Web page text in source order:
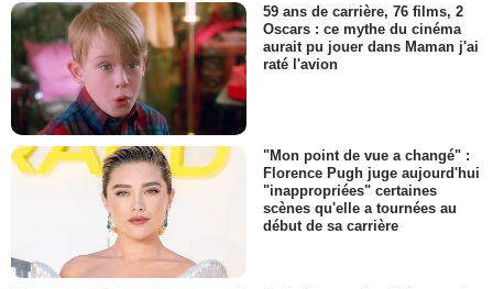
59 ans de carrière, 76 films, 2
Oscars : ce mythe du cinéma
aurait pu jouer dans Maman j'ai
raté l'avion
"Mon point de vue a changé" :
Florence Pugh juge aujourd'hui
"inappropriées" certaines
scènes qu'elle a tournées au
début de sa carrière